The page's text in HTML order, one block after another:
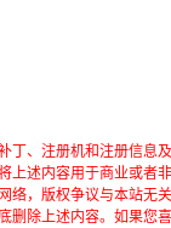
丁、注册机和注册信息
上述内容用于商业或者
络，版权争议与本站无
删除上述内容。如果您